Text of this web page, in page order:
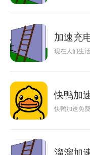
加速充
现在人们生
快鸭加
快鸭加速免
溜溜加